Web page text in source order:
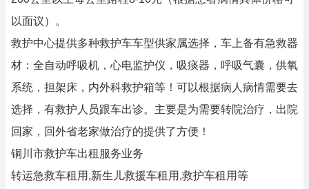
以面议）。
救护中心提供多种救护车车型供家属选择，车上备有急救器
材：全自动呼吸机，心电监护仪，吸痰器，呼吸气囊，供氧
系统，担架床，内外科救护箱等！可以根据病人病情需要去
选择，有救护人员跟车出诊。主要是为需要转院治疗，出院
回家，回外省老家做治疗的提供了方便！
铜川市救护车出租服务业务
转运急救车租用,新生儿救援车租用,救护车租用等